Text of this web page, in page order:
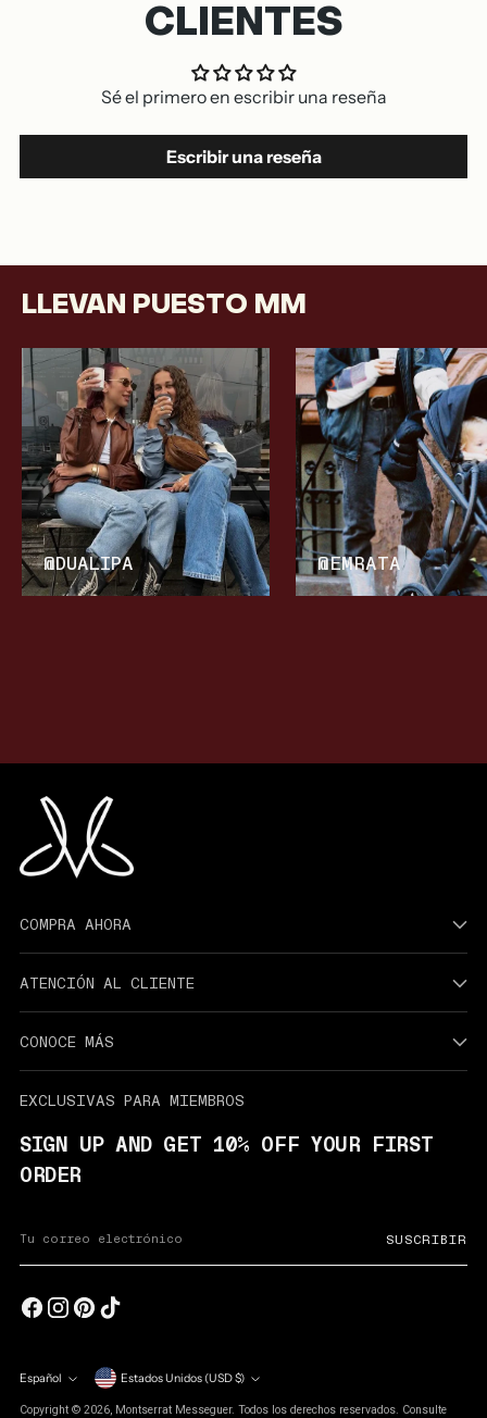
CLIENTES
Sé el primero en escribir una reseña
Escribir una reseña
LLEVAN PUESTO MM
@DUALIPA @EMRATA
COMPRA AHORA
ATENCIÓN AL CLIENTE
CONOCE MÁS
EXCLUSIVAS PARA MIEMBROS
SIGN UP AND GET 10% OFF YOUR FIRST
ORDER
correo
electrónico
SUSCRIBIR
idioma
Español moneda Estados Unidos (USD $)
Copyright © 2026, Montserrat Messeguer. Todos los derechos reservados. Consulte